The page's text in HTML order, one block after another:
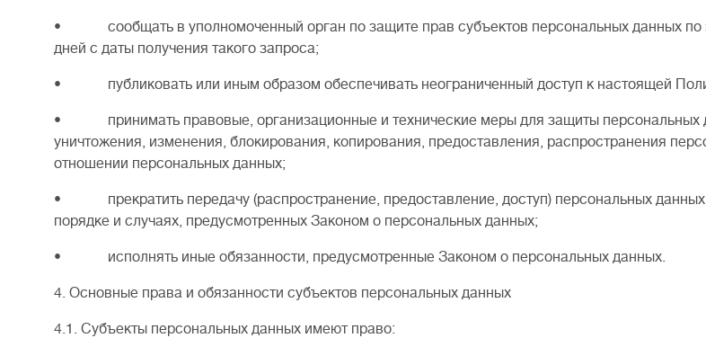
• сообщать в уполномоченный орган по защите прав субъектов персональных данных по
дней с даты получения такого запроса;
• публиковать или иным образом обеспечивать неограниченный доступ к настоящей
• принимать правовые, организационные и технические меры для защиты персональных
уничтожения, изменения, блокирования, копирования, предоставления, распространения
отношении персональных данных;
• прекратить передачу (распространение, предоставление, доступ) персональных данных,
порядке и случаях, предусмотренных Законом о персональных данных;
• исполнять иные обязанности, предусмотренные Законом о персональных данных.
4. Основные права и обязанности субъектов персональных данных
4.1. Субъекты персональных данных имеют право: